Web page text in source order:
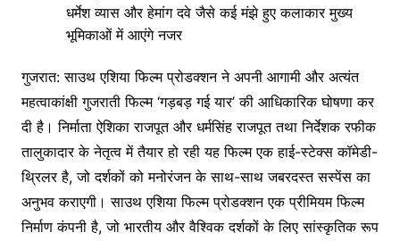
धर्मेश व्यास और हेमांग दवे जैसे कई मंझे हुए कलाकार मुख्य
भूमिकाओं में आएंगे नजर
गुजरात: साउथ एशिया फिल्म प्रोडक्शन ने अपनी आगामी और अत्यंत
महत्वाकांक्षी गुजराती फिल्म ‘गड़बड़ गई यार’ की आधिकारिक घोषणा कर
दी है। निर्माता ऐशिका राजपूत और धर्मसिंह राजपूत तथा निर्देशक रफीक
तालुकादार के नेतृत्व में तैयार हो रही यह फिल्म एक हाई-स्टेक्स कॉमेडी-
थ्रिलर है, जो दर्शकों को मनोरंजन के साथ-साथ जबरदस्त सस्पेंस का
अनुभव कराएगी। साउथ एशिया फिल्म प्रोडक्शन एक प्रीमियम फिल्म
निर्माण कंपनी है, जो भारतीय और वैश्विक दर्शकों के लिए सांस्कृतिक रूप